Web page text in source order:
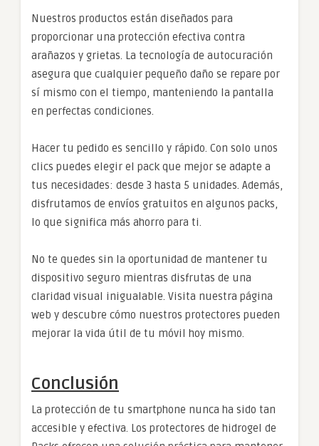
Nuestros productos están diseñados para
proporcionar una protección efectiva contra
arañazos y grietas. La tecnología de autocuración
asegura que cualquier pequeño daño se repare por
sí mismo con el tiempo, manteniendo la pantalla
en perfectas condiciones.
Hacer tu pedido es sencillo y rápido. Con solo unos
clics puedes elegir el pack que mejor se adapte a
tus necesidades: desde 3 hasta 5 unidades. Además,
disfrutamos de envíos gratuitos en algunos packs,
lo que significa más ahorro para ti.
No te quedes sin la oportunidad de mantener tu
dispositivo seguro mientras disfrutas de una
claridad visual inigualable. Visita nuestra página
web y descubre cómo nuestros protectores pueden
mejorar la vida útil de tu móvil hoy mismo.
Conclusión
La protección de tu smartphone nunca ha sido tan
accesible y efectiva. Los protectores de hidrogel de